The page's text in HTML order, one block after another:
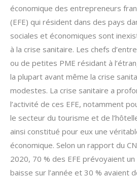
économique des entrepreneurs
(EFE) qui résident dans des pays
sociales et économiques sont
à la crise sanitaire. Les chefs
ou de petites PME résidant à
la plupart avant même la crise
modestes. La crise sanitaire a
l’activité de ces EFE, notamment
le secteur du tourisme et de
ainsi constitué pour eux une
économique. Selon un rapport du
2020, 70 % des EFE prévoyaient
baisse sur l’année et 30 % avaient